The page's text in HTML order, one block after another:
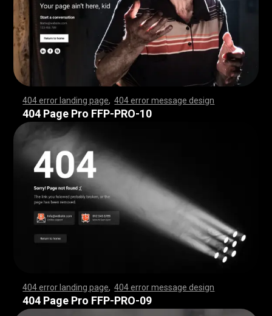
404 error landing page ,404 error message design
,,,,,,,,,,,,,,,,,,,,,,,, ,,,,,,,,,,,,,,,,,,,,,,,,,,,,
,,,,,,,,,,,,,,,,,,,,,,,, ,,,,,,,,,,,,,,,,,,,,,,,,,,,,
,,,,,,,,,,,,,,,,,,,,,,,, ,,,,,,,,,,,,,,,,,,,,,,,,,,,,
,,,,,,,,,,,,,,,,,,,,,,,, ,,,,,,,,,,,,,,,,,,,,,,,,,,,,
,,,,,,,,,,,,,,,,,,,,,,,, ,,,,,,,,,,,,,,,,,,,,,,,,,,,,
,,,,,,,,,,,,,,,,,,,,,,,, ,,,,,,,,,,,,,,,,,,,,,,,,,,,,
,,,,,,,,,,,,,,,,,,,,,,,, ,,,,,,,,,,,,,,,,,,,,,,,,,,,,
,,,,,,,,,,,,,,,,,,,,,,,, ,,,,,,,,,,,,,,,,,,,,,,,,,,,,
404 Page Pro FFP-PRO-10
404 error landing page ,404 error message design
,,,,,,,,,,,,,,,,,,,,,,,, ,,,,,,,,,,,,,,,,,,,,,,,,,,,,
,,,,,,,,,,,,,,,,,,,,,,,, ,,,,,,,,,,,,,,,,,,,,,,,,,,,,
,,,,,,,,,,,,,,,,,,,,,,,, ,,,,,,,,,,,,,,,,,,,,,,,,,,,,
,,,,,,,,,,,,,,,,,,,,,,,, ,,,,,,,,,,,,,,,,,,,,,,,,,,,,
,,,,,,,,,,,,,,,,,,,,,,,, ,,,,,,,,,,,,,,,,,,,,,,,,,,,,
,,,,,,,,,,,,,,,,,,,,,,,, ,,,,,,,,,,,,,,,,,,,,,,,,,,,,
,,,,,,,,,,,,,,,,,,,,,,,, ,,,,,,,,,,,,,,,,,,,,,,,,,,,,
,,,,,,,,,,,,,,,,,,,,,,,, ,,,,,,,,,,,,,,,,,,,,,,,,,,,,
404 Page Pro FFP-PRO-09